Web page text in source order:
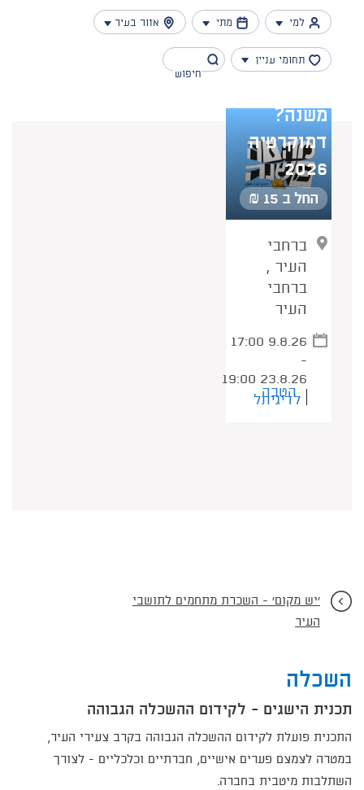
למי מתי אזור בעיר
תחומי עניין
נמצאו 1 תוצאות
משנה?
דמוקרטיה
2026
החל ב 15 ₪
ברחבי
העיר ,
ברחבי
העיר
17:00 9.8.26
-
19:00 23.8.26
הטבה
לדיגיתל
'יש מקום' - השכרת מתחמים לתושבי
העיר
השכלה
תכנית הישגים - לקידום ההשכלה הגבוהה
התכנית פועלת לקידום ההשכלה הגבוהה בקרב צעירי העיר,
במטרה לצמצם פערים אישיים, חברתיים וכלכליים - לצורך
השתלבות מיטבית בחברה.